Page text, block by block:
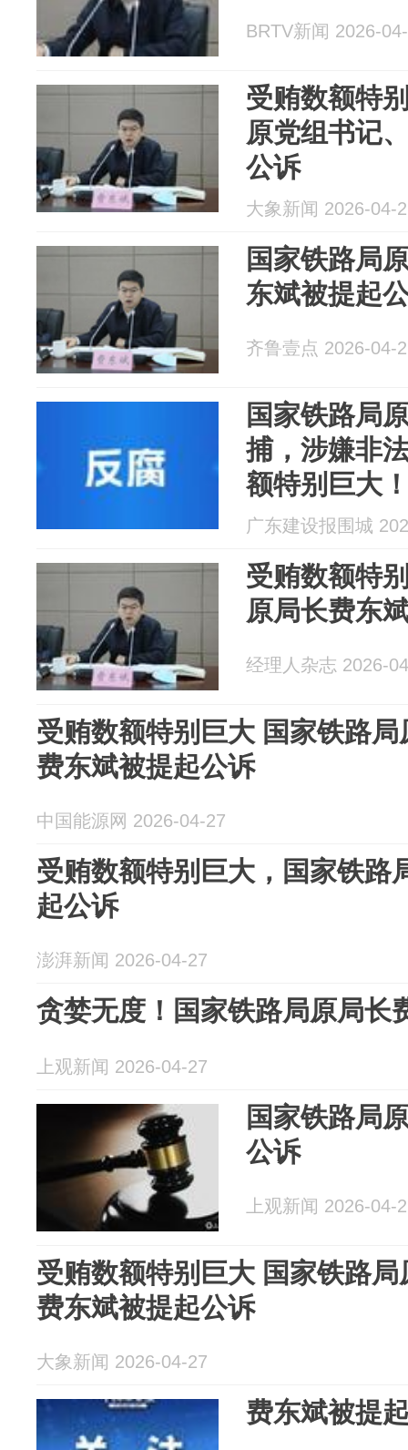
BRTV新闻 2026-
受贿数额特
原党组书记
公诉
大象新闻 2026-04-
国家铁路局
东斌被提起
齐鲁壹点 2026-04-
国家铁路局
捕，涉嫌非
额特别巨大
广东建设报围城
受贿数额特
原局长费东
经理人杂志 2026-
受贿数额特别巨大 国家铁路
费东斌被提起公诉
中国能源网 2026-04-27
受贿数额特别巨大，国家铁路
起公诉
澎湃新闻 2026-04-27
贪婪无度！国家铁路局原局长
上观新闻 2026-04-27
国家铁路局
公诉
上观新闻 2026-04-
受贿数额特别巨大 国家铁路
费东斌被提起公诉
大象新闻 2026-04-27
费东斌被提